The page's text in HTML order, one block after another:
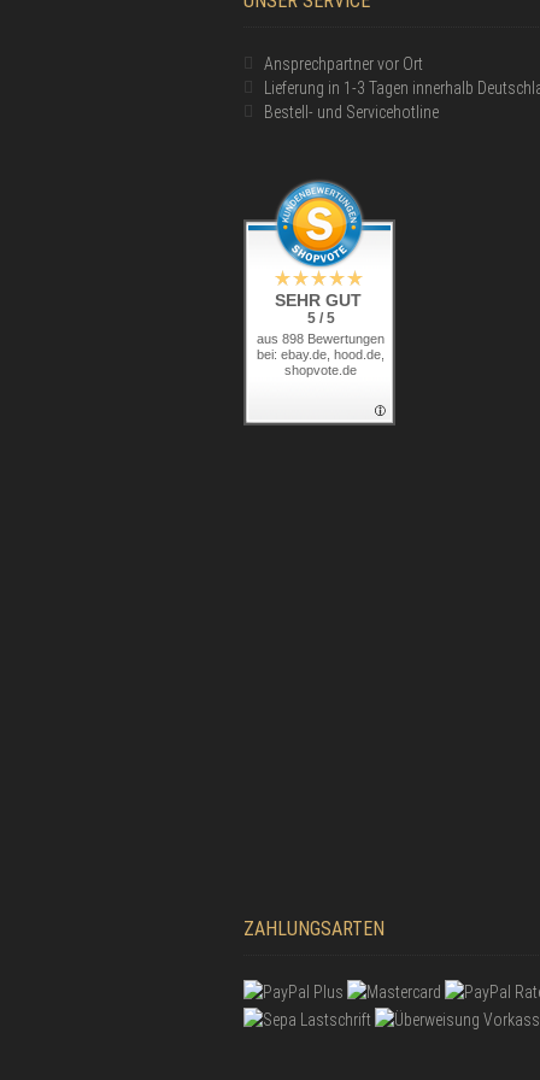
Ansprechpartner vor Ort
Lieferung in 1-3 Tagen innerhalb
Bestell- und Servicehotline
SEHR GUT
5 / 5
aus 898 Bewertungen
bei: ebay.de, hood.de,
shopvote.de
ZAHLUNGSARTEN